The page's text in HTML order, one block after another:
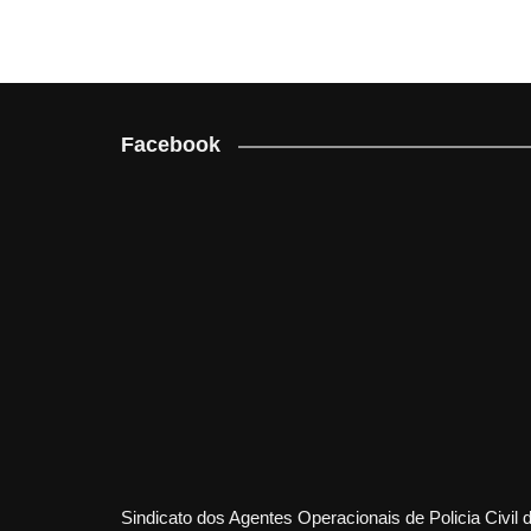
Facebook
Sindicato dos Agentes Operacionais de Policia Civil